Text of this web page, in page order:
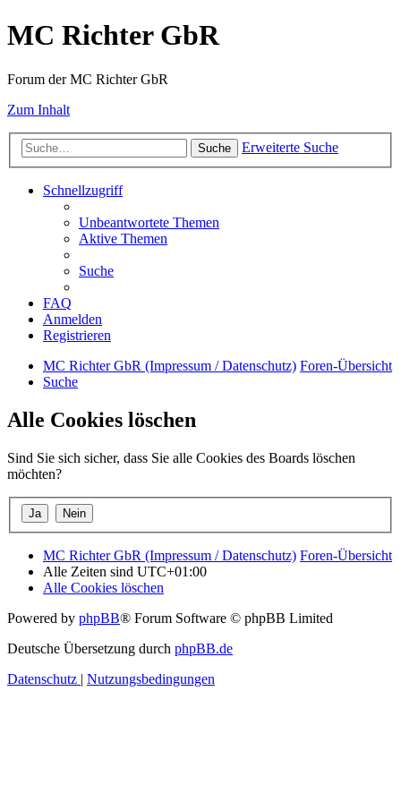
MC Richter GbR
Forum der MC Richter GbR
Zum Inhalt
Suche Erweiterte Suche
Schnellzugriff
Unbeantwortete Themen
Aktive Themen
Suche
FAQ
Anmelden
Registrieren
MC Richter GbR (Impressum / Datenschutz) Foren-Übersicht
Suche
Alle Cookies löschen
Sind Sie sich sicher, dass Sie alle Cookies des Boards löschen
möchten?
MC Richter GbR (Impressum / Datenschutz) Foren-Übersicht
Alle Zeiten sind UTC+01:00
Alle Cookies löschen
Powered by phpBB® Forum Software © phpBB Limited
Deutsche Übersetzung durch phpBB.de
Datenschutz | Nutzungsbedingungen